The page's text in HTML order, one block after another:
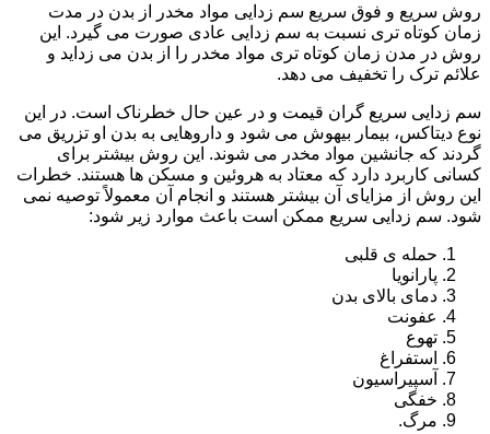
روش سریع و فوق سریع سم زدایی مواد مخدر از بدن در مدت
زمان کوتاه تری نسبت به سم زدایی عادی صورت می گیرد. این
روش در مدن زمان کوتاه تری مواد مخدر را از بدن می زداید و
علائم ترک را تخفیف می دهد.
سم زدایی سریع گران قیمت و در عین حال خطرناک است. در این
نوع دیتاکس، بیمار بیهوش می شود و داروهایی به بدن او تزریق می
گردند که جانشین مواد مخدر می شوند. این روش بیشتر برای
کسانی کاربرد دارد که معتاد به هروئین و مسکن ها هستند. خطرات
این روش از مزایای آن بیشتر هستند و انجام آن معمولاً توصیه نمی
شود. سم زدایی سریع ممکن است باعث موارد زیر شود:
حمله ی قلبی
پارانویا
دمای بالای بدن
عفونت
تهوع
استفراغ
آسپیراسیون
خفگی
مرگ.